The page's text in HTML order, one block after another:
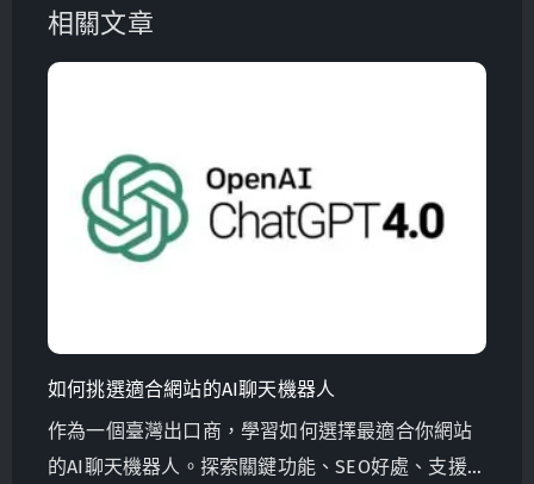
相關文章
如何挑選適合網站的AI聊天機器人
作為一個臺灣出口商，學習如何選擇最適合你網站
的AI聊天機器人。探索關鍵功能、SEO好處、支援多